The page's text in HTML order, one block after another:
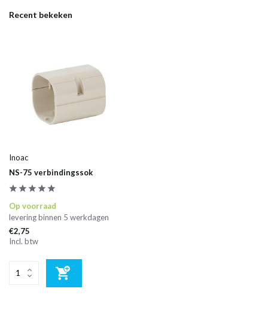
Recent bekeken
Inoac
NS-75 verbindingssok
Op voorraad
levering binnen 5 werkdagen
€2,75
Incl. btw